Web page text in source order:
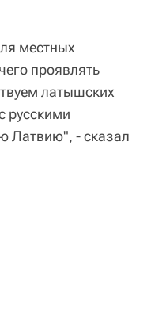
местных
проявлять
латышских
русскими
Латвию", - сказал